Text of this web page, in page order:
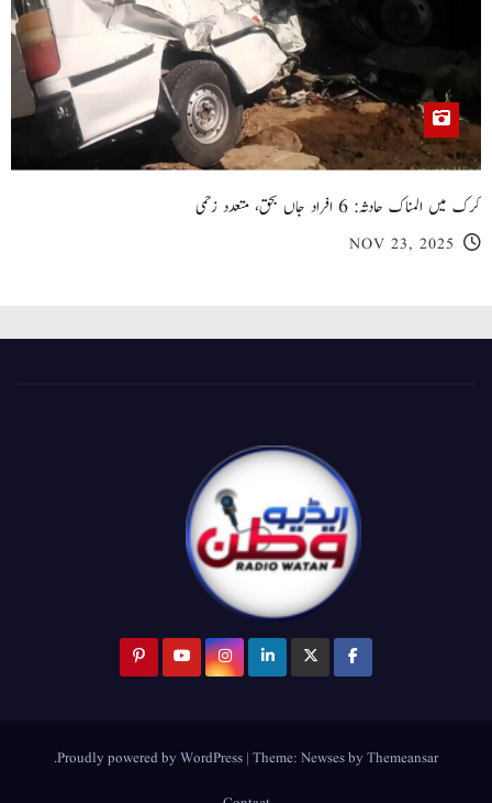
کرک میں المناک حادثہ: 6 افراد جاں بحق، متعدد زخمی
NOV 23, 2025
Proudly powered by WordPress |Theme:NewsesbyThemeansar
.